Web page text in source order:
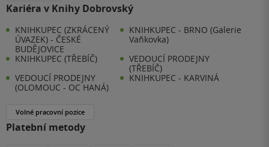
Kariéra v Knihy Dobrovský
KNIHKUPEC (ZKRÁCENÝ
ÚVAZEK) - ČESKÉ
BUDĚJOVICE
KNIHKUPEC - BRNO (Galerie
Vaňkovka)
KNIHKUPEC (TŘEBÍČ)
VEDOUCÍ PRODEJNY
(TŘEBÍČ)
VEDOUCÍ PRODEJNY
(OLOMOUC - OC HANÁ)
KNIHKUPEC - KARVINÁ
Volné pracovní pozice
Platební metody